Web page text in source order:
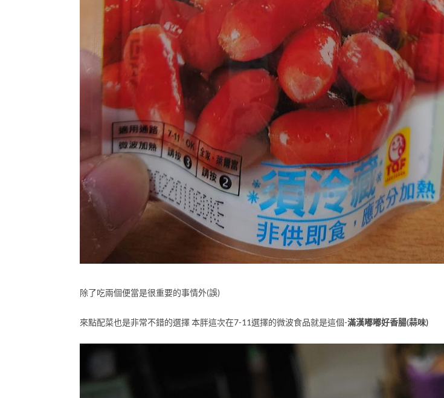
除了吃兩個便當是很重要的事情外(誤)
來點配菜也是非常不錯的選擇 本胖這次在7-11選擇的微波食品就是這個-滿漢嘟嘟好香腸(蒜味)